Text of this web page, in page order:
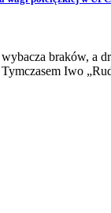
braków, a
Iwo